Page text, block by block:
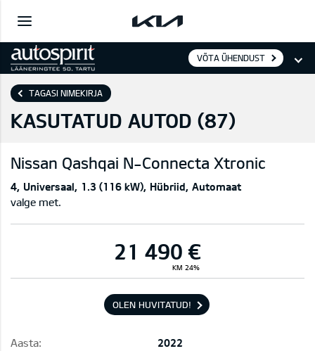
VÕTA ÜHENDUST
TAGASI NIMEKIRJA
KASUTATUD AUTOD (87)
Nissan Qashqai N-Connecta Xtronic
4 Universaal 1.3 (116 kW) Hübriid Automaat
valge met.
21 490 €
KM 24%
OLEN HUVITATUD!
Aasta:
2022